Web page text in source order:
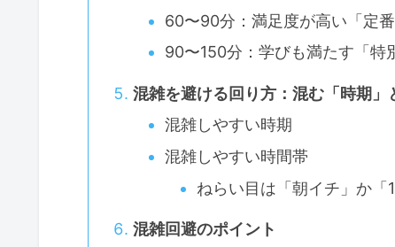
60〜90分：満足度が高い「定
90〜150分：学びも満たす「特
混雑を避ける回り方：混む「時期」
混雑しやすい時期
混雑しやすい時間帯
ねらい目は「朝イチ」か「
混雑回避のポイント